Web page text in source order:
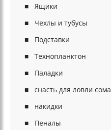
Ящики
Чехлы и тубусы
Подставки
Технопланктон
Паладки
снасть для ловли сома
накидки
Пеналы